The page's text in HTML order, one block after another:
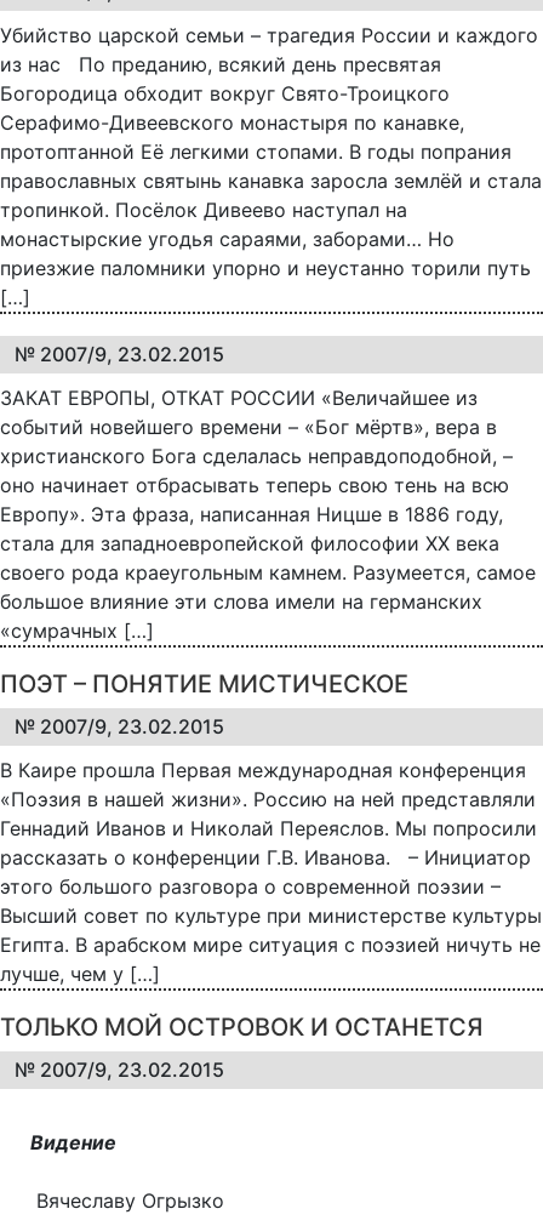
Убийство царской семьи – трагедия России и каждого
из нас По преданию, всякий день пресвятая
Богородица обходит вокруг Свято-Троицкого
Серафимо-Дивеевского монастыря по канавке,
протоптанной Её легкими стопами. В годы попрания
православных святынь канавка заросла землёй и стала
тропинкой. Посёлок Дивеево наступал на
монастырские угодья сараями, заборами… Но
приезжие паломники упорно и неустанно торили путь
[…]
№ 2007/9, 23.02.2015
ЗАКАТ ЕВРОПЫ, ОТКАТ РОССИИ «Величайшее из
событий новейшего времени – «Бог мёртв», вера в
христианского Бога сделалась неправдоподобной, –
оно начинает отбрасывать теперь свою тень на всю
Европу». Эта фраза, написанная Ницше в 1886 году,
стала для западноевропейской философии ХХ века
своего рода краеугольным камнем. Разумеется, самое
большое влияние эти слова имели на германских
«сумрачных […]
ПОЭТ – ПОНЯТИЕ МИСТИЧЕСКОЕ
№ 2007/9, 23.02.2015
В Каире прошла Первая международная конференция
«Поэзия в нашей жизни». Россию на ней представляли
Геннадий Иванов и Николай Переяслов. Мы попросили
рассказать о конференции Г.В. Иванова. – Инициатор
этого большого разговора о современной поэзии –
Высший совет по культуре при министерстве культуры
Египта. В арабском мире ситуация с поэзией ничуть не
лучше, чем у […]
ТОЛЬКО МОЙ ОСТРОВОК И ОСТАНЕТСЯ
№ 2007/9, 23.02.2015
Видение
Вячеславу Огрызко